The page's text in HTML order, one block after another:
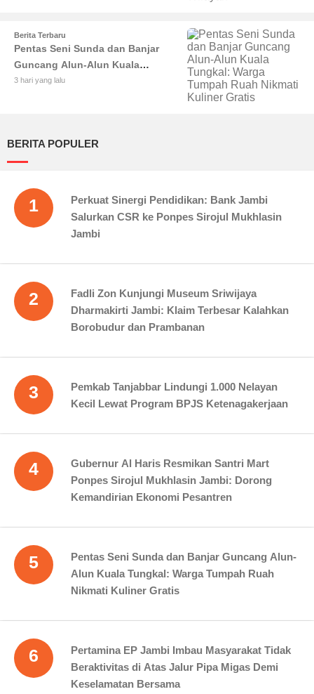
Berita Terbaru
Pentas Seni Sunda dan Banjar
Guncang Alun-Alun Kuala
Tungkal: Warga Tumpah Ruah
3 hari yang lalu
BERITA POPULER
1
Perkuat Sinergi Pendidikan: Bank Jambi
Salurkan CSR ke Ponpes Sirojul Mukhlasin
Jambi
2
Fadli Zon Kunjungi Museum Sriwijaya
Dharmakirti Jambi: Klaim Terbesar Kalahkan
Borobudur dan Prambanan
3
Pemkab Tanjabbar Lindungi 1.000 Nelayan
Kecil Lewat Program BPJS Ketenagakerjaan
4
Gubernur Al Haris Resmikan Santri Mart
Ponpes Sirojul Mukhlasin Jambi: Dorong
Kemandirian Ekonomi Pesantren
5
Pentas Seni Sunda dan Banjar Guncang Alun-
Alun Kuala Tungkal: Warga Tumpah Ruah
Nikmati Kuliner Gratis
6
Pertamina EP Jambi Imbau Masyarakat Tidak
Beraktivitas di Atas Jalur Pipa Migas Demi
Keselamatan Bersama